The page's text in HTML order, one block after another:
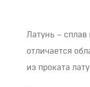
Латунь –
отличается
из проката